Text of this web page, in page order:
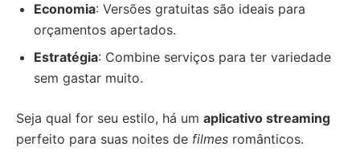
Economia: Versões gratuitas são ideais para
orçamentos apertados.
Estratégia: Combine serviços para ter variedade
sem gastar muito.
Seja qual for seu estilo, há um aplicativo streaming
perfeito para suas noites de filmes românticos.